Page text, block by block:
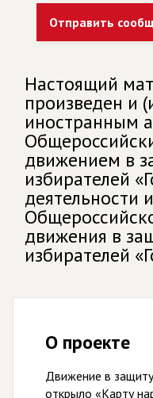
Отправить
Настоящий
произведен и
иностранным
движением в
избирателей
деятельности
движения в
избирателей
О проекте
Движение в
открыло «Карту